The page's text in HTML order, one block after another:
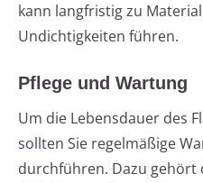
kann langfristig zu
Undichtigkeiten führen.
Pflege und Wartung
Um die Lebensdauer des
sollten Sie regelmäßige
durchführen. Dazu gehört